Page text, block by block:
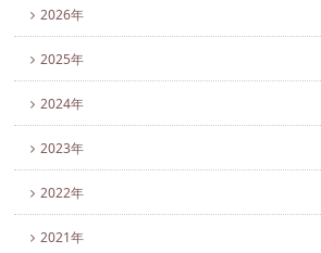
2026年
2025年
2024年
2023年
2022年
2021年